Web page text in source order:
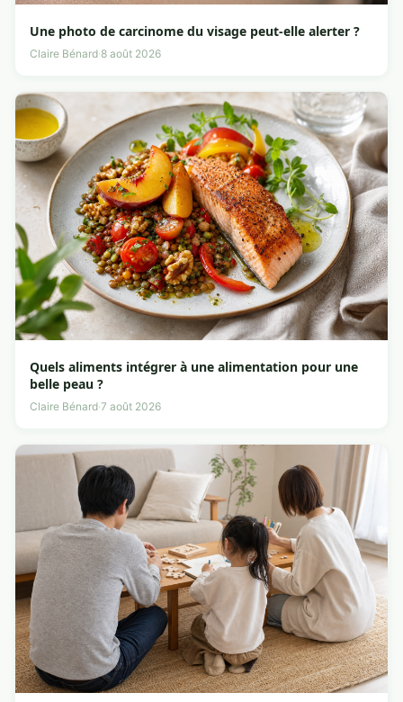
Une photo de carcinome du visage peut-elle alerter ?
Claire Bénard·8 août 2026
Quels aliments intégrer à une alimentation pour une
belle peau ?
Claire Bénard·7 août 2026